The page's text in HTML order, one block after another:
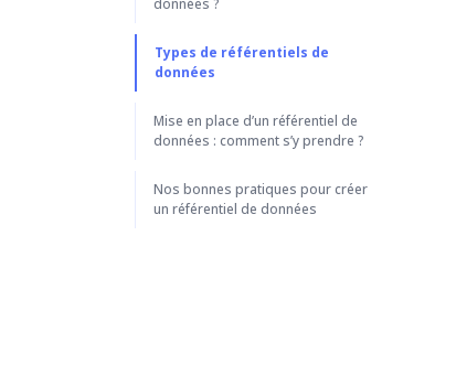
données ?
Types de référentiels de
données
Mise en place d’un référentiel de
données : comment s’y prendre ?
Nos bonnes pratiques pour créer
un référentiel de données